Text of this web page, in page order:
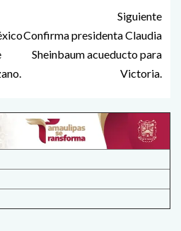
Siguiente
Confirma presidenta Claudia
Sheinbaum acueducto para
Victoria.